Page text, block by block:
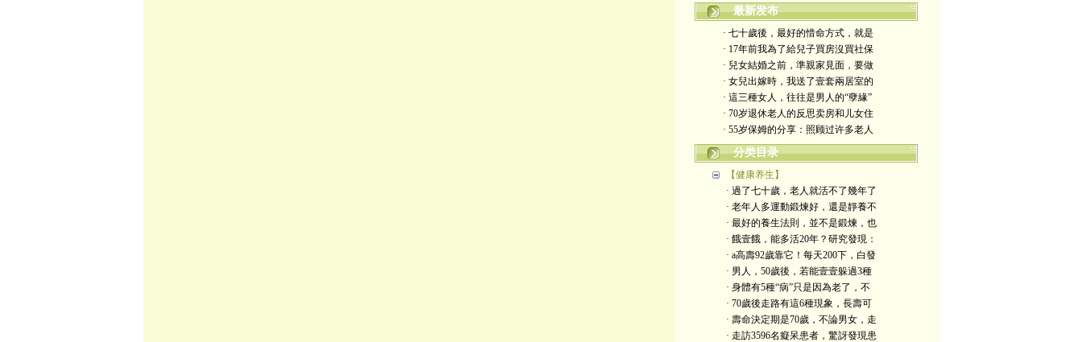
最新发布
· 七十歲後，最好的惜命方式，就是
· 17年前我為了給兒子買房沒買社保
· 兒女結婚之前，準親家見面，要做
· 女兒出嫁時，我送了壹套兩居室的
· 這三種女人，往往是男人的“孽緣”
· 70岁退休老人的反思卖房和儿女住
· 55岁保姆的分享：照顾过许多老人
分类目录
【健康养生】
· 過了七十歲，老人就活不了幾年了
· 老年人多運動鍛煉好，還是靜養不
· 最好的養生法則，並不是鍛煉，也
· 餓壹餓，能多活20年？研究發現：
· a高壽92歲靠它！每天200下，白發
· 男人，50歲後，若能壹壹躲過3種
· 身體有5種“病”只是因為老了，不
· 70歲後走路有這6種現象，長壽可
· 壽命決定期是70歲，不論男女，走
· 走訪3596名癡呆患者，驚訝發現患